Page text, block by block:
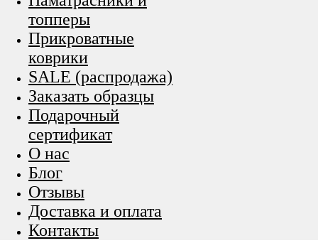
топперы
Прикроватные
коврики
SALE (распродажа)
Заказать образцы
Подарочный
сертификат
О нас
Блог
Отзывы
Доставка и оплата
Контакты